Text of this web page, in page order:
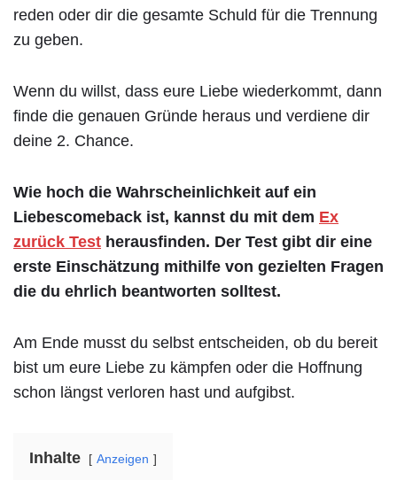
reden oder dir die gesamte Schuld für die Trennung
zu geben.
Wenn du willst, dass eure Liebe wiederkommt, dann
finde die genauen Gründe heraus und verdiene dir
deine 2. Chance.
Wie hoch die Wahrscheinlichkeit auf ein
Liebescomeback ist, kannst du mit dem Ex
zurück Test herausfinden. Der Test gibt dir eine
erste Einschätzung mithilfe von gezielten Fragen
die du ehrlich beantworten solltest.
Am Ende musst du selbst entscheiden, ob du bereit
bist um eure Liebe zu kämpfen oder die Hoffnung
schon längst verloren hast und aufgibst.
Inhalte Anzeigen